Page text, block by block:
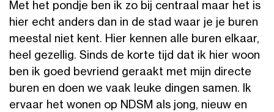
Met het pondje ben ik zo bij centraal maar het is
hier echt anders dan in de stad waar je je buren
meestal niet kent. Hier kennen alle buren elkaar,
heel gezellig. Sinds de korte tijd dat ik hier woon
ben ik goed bevriend geraakt met mijn directe
buren en doen we vaak leuke dingen samen. Ik
ervaar het wonen op NDSM als jong, nieuw en